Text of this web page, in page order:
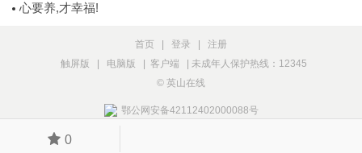
心要养,才幸福!
0
首页 登录
注册
触屏版
电脑版 客户端
未成年人保护热线：12345
© 英山在线
鄂公网安备42112402000088号